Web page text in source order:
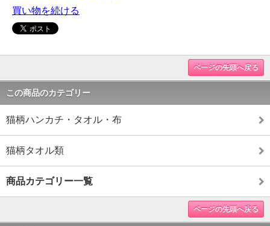
買い物を続ける
ページの先頭へ戻る
この商品のカテゴリー
猫柄ハンカチ・タオル・布
猫柄タオル類
商品カテゴリー一覧
ページの先頭へ戻る